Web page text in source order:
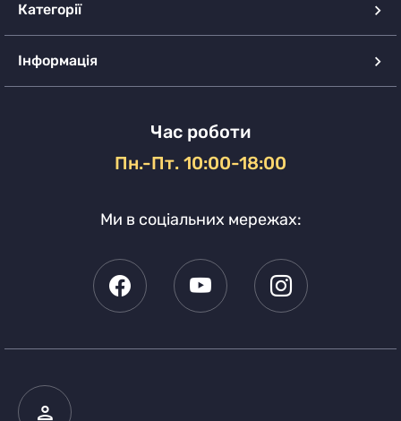
Категорії
Інформація
Час роботи
Пн.-Пт. 10:00-18:00
Ми в соціальних мережах: